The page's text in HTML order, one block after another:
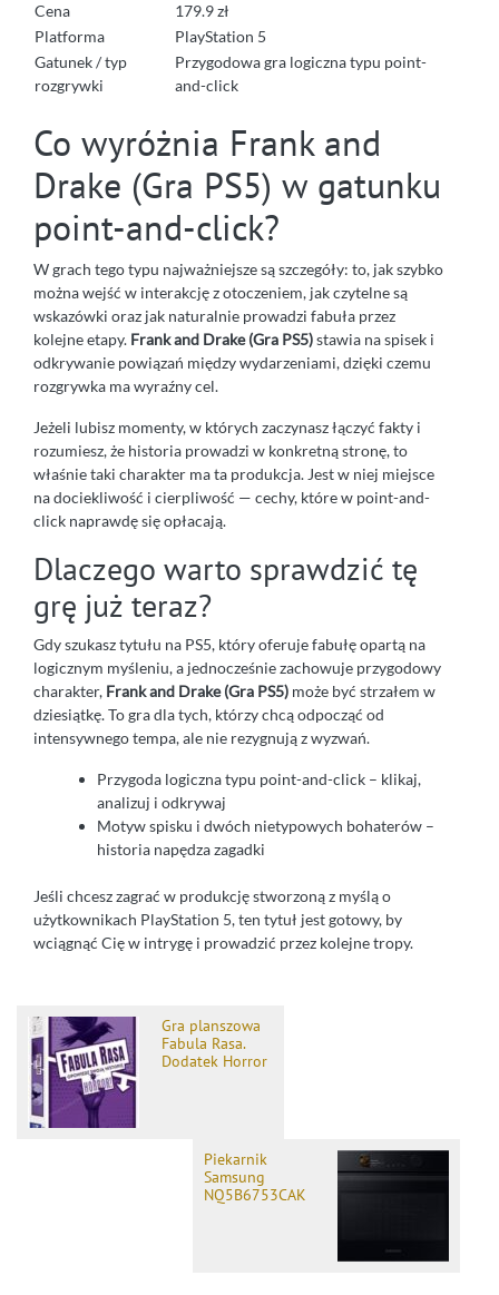
Cena
179.9 zł
Platforma
PlayStation 5
Gatunek / typ
rozgrywki
Przygodowa gra logiczna typu point-
and-click
Co wyróżnia Frank and
Drake (Gra PS5) w gatunku
point-and-click?
W grach tego typu najważniejsze są szczegóły: to, jak szybko
można wejść w interakcję z otoczeniem, jak czytelne są
wskazówki oraz jak naturalnie prowadzi fabuła przez
kolejne etapy. Frank and Drake (Gra PS5)stawia na spisek i
odkrywanie powiązań między wydarzeniami, dzięki czemu
rozgrywka ma wyraźny cel.
Jeżeli lubisz momenty, w których zaczynasz łączyć fakty i
rozumiesz, że historia prowadzi w konkretną stronę, to
właśnie taki charakter ma ta produkcja. Jest w niej miejsce
na dociekliwość i cierpliwość — cechy, które w point-and-
click naprawdę się opłacają.
Dlaczego warto sprawdzić tę
grę już teraz?
Gdy szukasz tytułu na PS5, który oferuje fabułę opartą na
logicznym myśleniu, a jednocześnie zachowuje przygodowy
charakter, Frank and Drake (Gra PS5) może być strzałem w
dziesiątkę. To gra dla tych, którzy chcą odpocząć od
intensywnego tempa, ale nie rezygnują z wyzwań.
Przygoda logiczna typu point-and-click – klikaj,
analizuj i odkrywaj
Motyw spisku i dwóch nietypowych bohaterów –
historia napędza zagadki
Jeśli chcesz zagrać w produkcję stworzoną z myślą o
użytkownikach PlayStation 5, ten tytuł jest gotowy, by
wciągnąć Cię w intrygę i prowadzić przez kolejne tropy.
Gra planszowa
Fabula Rasa.
Dodatek Horror
Piekarnik
Samsung
NQ5B6753CAK